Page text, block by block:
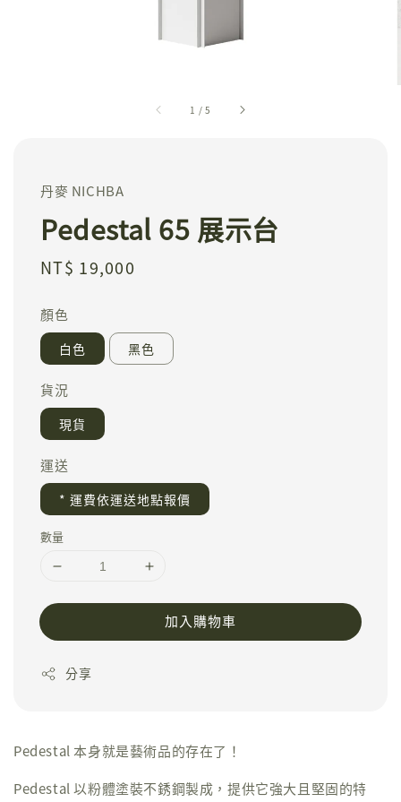
1 /5
丹麥 NICHBA
Pedestal 65 展示台
Regular
NT$ 19,000
顏色
白色 黑色
貨況
現貨
運送
* 運費依運送地點報價
數量
加入購物車
分享
Pedestal 本身就是藝術品的存在了！
Pedestal 以粉體塗裝不銹鋼製成，提供它強大且堅固的特